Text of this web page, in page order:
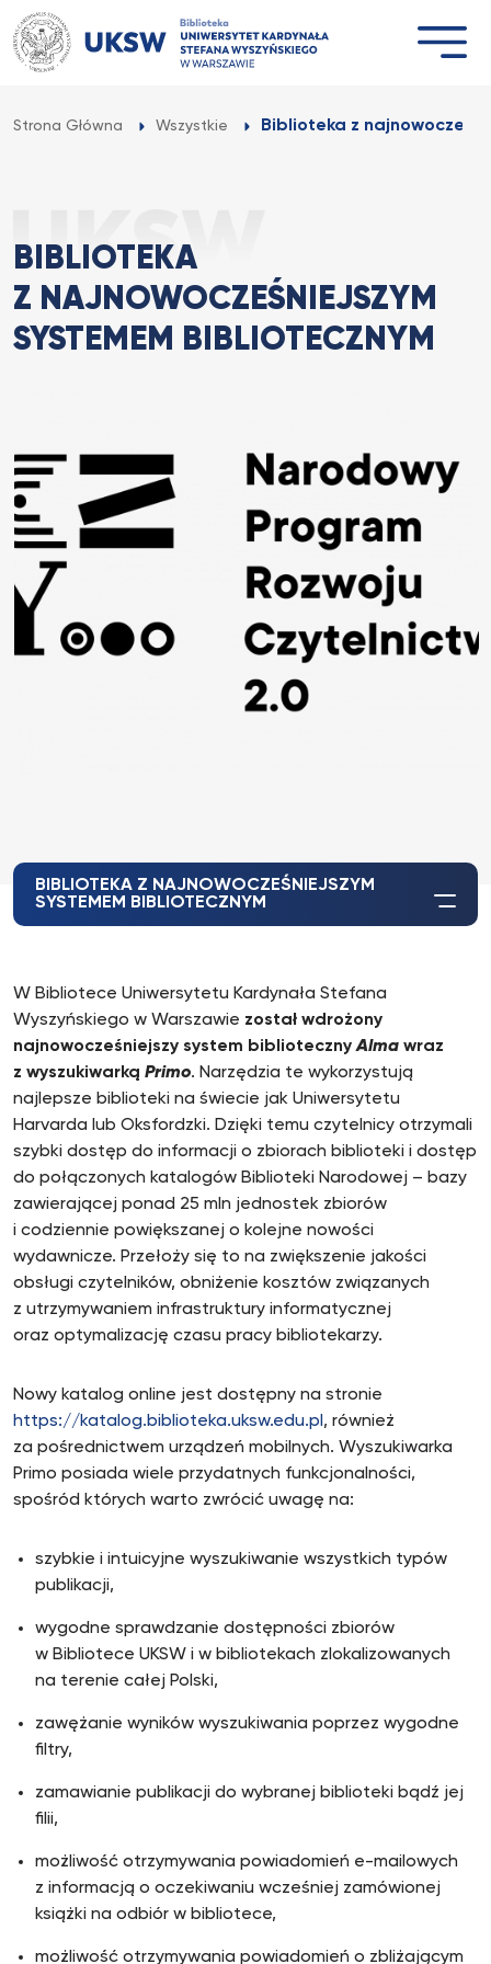
Przejdź
do
treści
Strona Główna Wszystkie Biblioteka z
BIBLIOTEKA
Z NAJNOWOCZEŚNIEJSZYM
SYSTEMEM BIBLIOTECZNYM
BIBLIOTEKA Z NAJNOWOCZEŚNIEJSZYM
SYSTEMEM BIBLIOTECZNYM
W Bibliotece Uniwersytetu Kardynała Stefana
Wyszyńskiego w Warszawie został wdrożony
najnowocześniejszy system bibliotecznyAlma wraz
z wyszukiwarką Primo. Narzędzia te wykorzystują
najlepsze biblioteki na świecie jak Uniwersytetu
Harvarda lub Oksfordzki. Dzięki temu czytelnicy otrzymali
szybki dostęp do informacji o zbiorach biblioteki i dostęp
do połączonych katalogów Biblioteki Narodowej – bazy
zawierającej ponad 25 mln jednostek zbiorów
i codziennie powiększanej o kolejne nowości
wydawnicze. Przełoży się to na zwiększenie jakości
obsługi czytelników, obniżenie kosztów związanych
z utrzymywaniem infrastruktury informatycznej
oraz optymalizację czasu pracy bibliotekarzy.
Nowy katalog online jest dostępny na stronie
https://katalog.biblioteka.uksw.edu.pl , również
za pośrednictwem urządzeń mobilnych. Wyszukiwarka
Primo posiada wiele przydatnych funkcjonalności,
spośród których warto zwrócić uwagę na:
szybkie i intuicyjne wyszukiwanie wszystkich typów
publikacji,
wygodne sprawdzanie dostępności zbiorów
w Bibliotece UKSW i w bibliotekach zlokalizowanych
na terenie całej Polski,
zawężanie wyników wyszukiwania poprzez wygodne
filtry,
zamawianie publikacji do wybranej biblioteki bądź jej
filii,
możliwość otrzymywania powiadomień e-mailowych
z informacją o oczekiwaniu wcześniej zamówionej
książki na odbiór w bibliotece,
możliwość otrzymywania powiadomień o zbliżającym